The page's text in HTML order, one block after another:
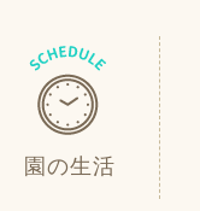
園の生活